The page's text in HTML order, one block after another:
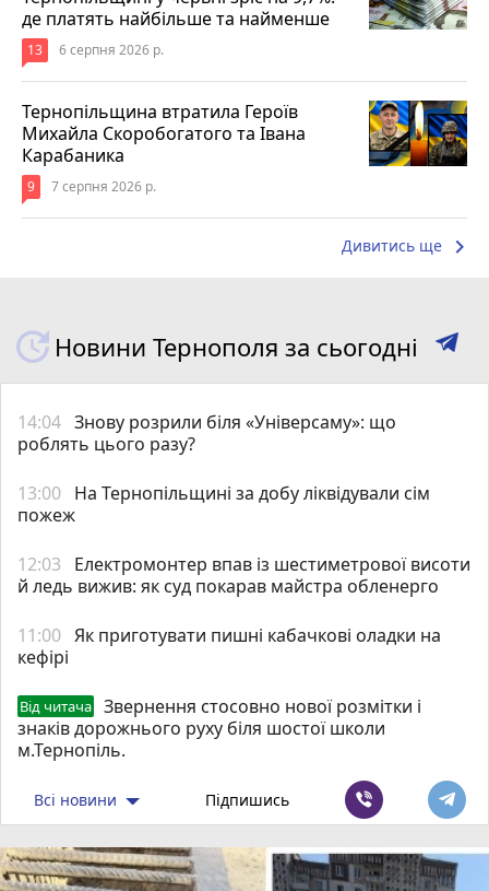
де платять найбільше та найменше
13 6 серпня 2026 р.
Тернопільщина втратила Героїв
Михайла Скоробогатого та Івана
Карабаника
9 7 серпня 2026 р.
Дивитись ще keyboard_arrow_right
Новини Тернополя за сьогодні
14:04 Знову розрили біля «Універсаму»: що
роблять цього разу?
13:00 На Тернопільщині за добу ліквідували сім
пожеж
12:03
Електромонтер впав із шестиметрової висоти
й ледь вижив: як суд покарав майстра обленерго
11:00 Як приготувати пишні кабачкові оладки на
кефірі
Від читача
Звернення стосовно нової розмітки і
знаків дорожнього руху біля шостої школи
м.Тернопіль.
Всі новини Підпишись